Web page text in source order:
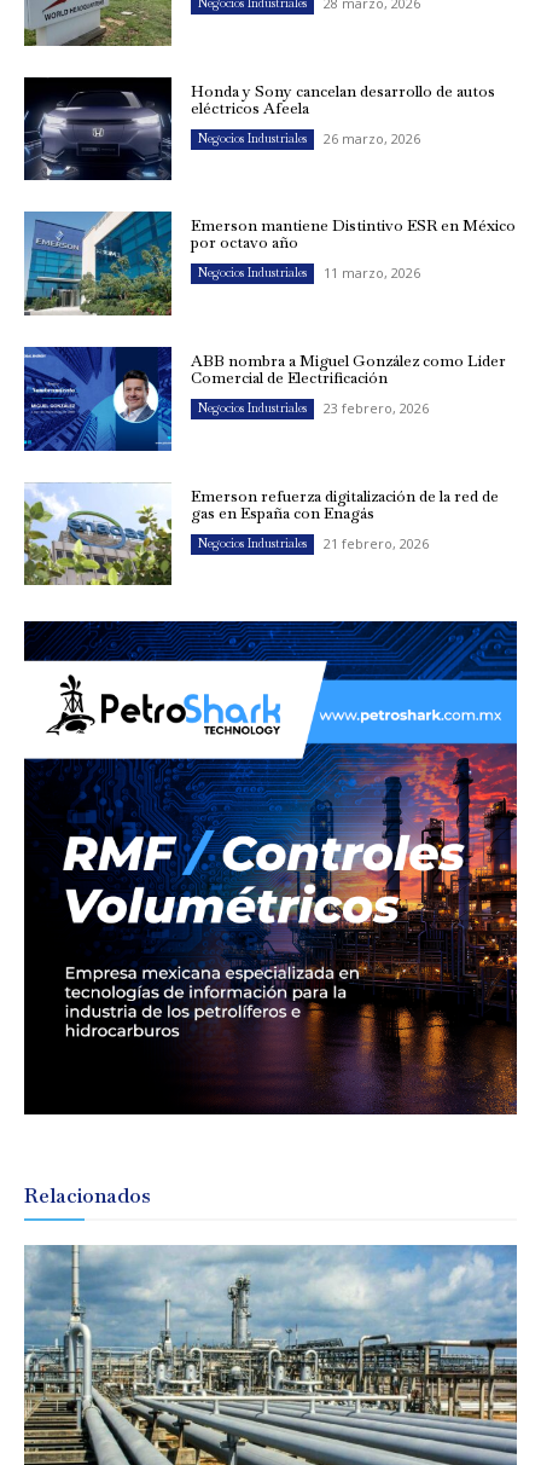
Honda y Sony cancelan desarrollo de autos
eléctricos Afeela
Negocios Industriales 26 marzo, 2026
Emerson mantiene Distintivo ESR en México
por octavo año
Negocios Industriales 11 marzo, 2026
ABB nombra a Miguel González como Líder
Comercial de Electrificación
Negocios Industriales 23 febrero, 2026
Emerson refuerza digitalización de la red de
gas en España con Enagás
Negocios Industriales 21 febrero, 2026
Relacionados